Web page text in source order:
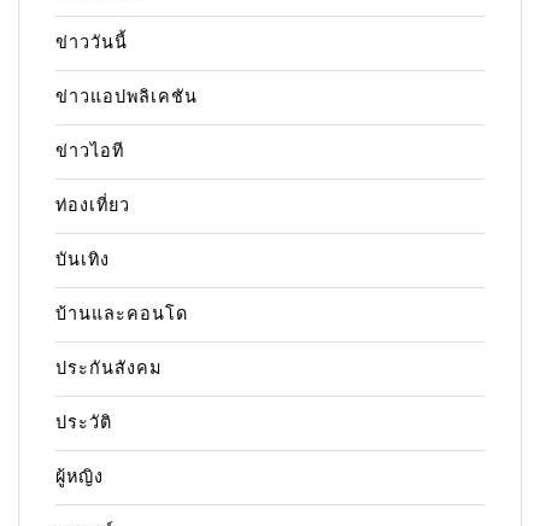
ข่าววันนี้
ข่าวแอปพลิเคชัน
ข่าวไอที
ท่องเที่ยว
บันเทิง
บ้านและคอนโด
ประกันสังคม
ประวัติ
ผู้หญิง